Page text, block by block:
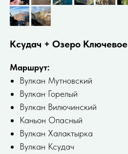
Ксудач + Озеро Ключевое
Маршрут:
Вулкан Мутновский
Вулкан Горелый
Bулкан Bилючинский
Каньон Опасный
Вулкан Халактырка
Вулкан Ксудач